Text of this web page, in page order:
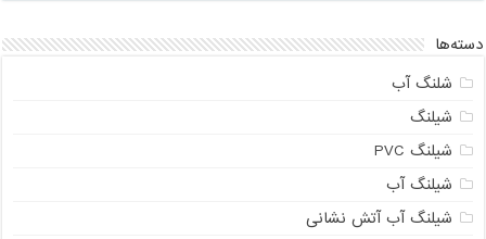
دسته‌ها
شلنگ آب
شیلنگ
شیلنگ PVC
شیلنگ آب
شیلنگ آب آتش نشانی